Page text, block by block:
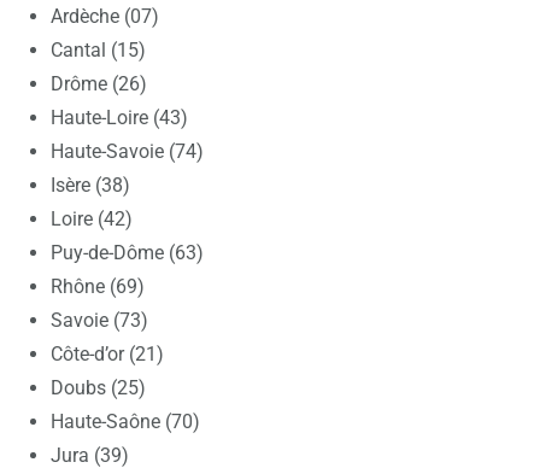
Ardèche (07)
Cantal (15)
Drôme (26)
Haute-Loire (43)
Haute-Savoie (74)
Isère (38)
Loire (42)
Puy-de-Dôme (63)
Rhône (69)
Savoie (73)
Côte-d’or (21)
Doubs (25)
Haute-Saône (70)
Jura (39)